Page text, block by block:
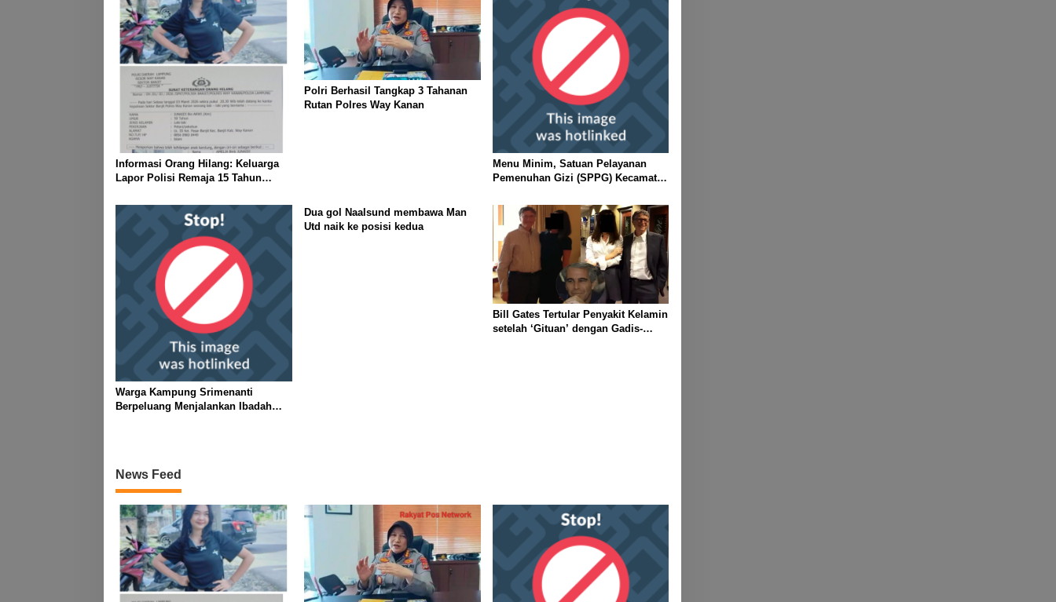
Informasi Orang Hilang: Keluarga
Lapor Polisi Remaja 15 Tahun
Berpamitan Keluar Sebentar
Polri Berhasil Tangkap 3 Tahanan
Rutan Polres Way Kanan
Menu Minim, Satuan Pelayanan
Pemenuhan Gizi (SPPG) Kecamatan
Per Porsi?
Warga Kampung Srimenanti
Berpeluang Menjalankan Ibadah
Dua gol Naalsund membawa Man
Utd naik ke posisi kedua
Bill Gates Tertular Penyakit Kelamin
setelah ‘Gituan’ dengan Gadis-
News Feed